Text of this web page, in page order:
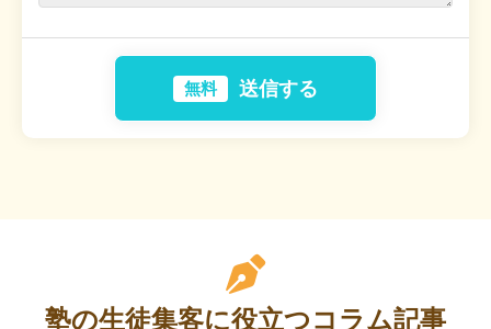
無料 送信する
塾の生徒集客に役立つコラム記事